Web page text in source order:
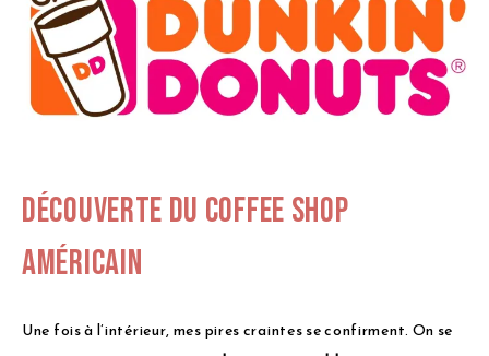
Découverte du coffee shop
américain
Une fois à l’intérieur, mes pires craintes se confirment. On se